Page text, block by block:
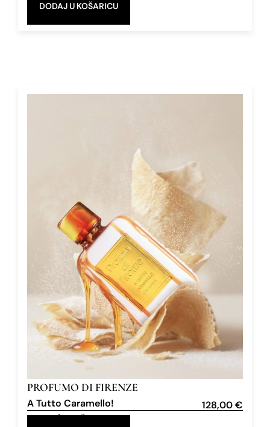
DODAJ U KOŠARICU
PROFUMO DI FIRENZE
A Tutto Caramello! 128,00€
Extrait de Parfum